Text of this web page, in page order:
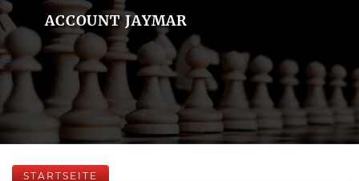
ACCOUNT JAYMAR
STARTSEITE